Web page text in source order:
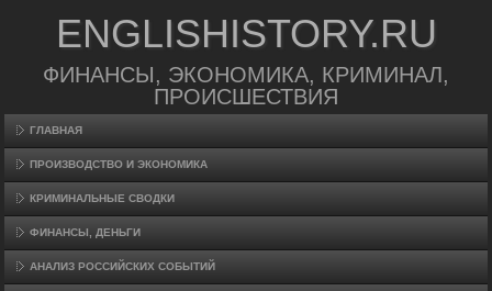
ENGLISHISTORY.RU
ФИНАНСЫ, ЭКОНОМИКА, КРИМИНАЛ,
ПРОИСШЕСТВИЯ
ГЛАВНАЯ
ПРОИЗВΟДСТВО И ЭКОНОМИКА
КРИМИНАЛЬНЫЕ СВОДКИ
ФИНАНСЫ, ДЕНЬГИ
АНАЛИЗ РОССИЙСКИХ СОБЫТИЙ